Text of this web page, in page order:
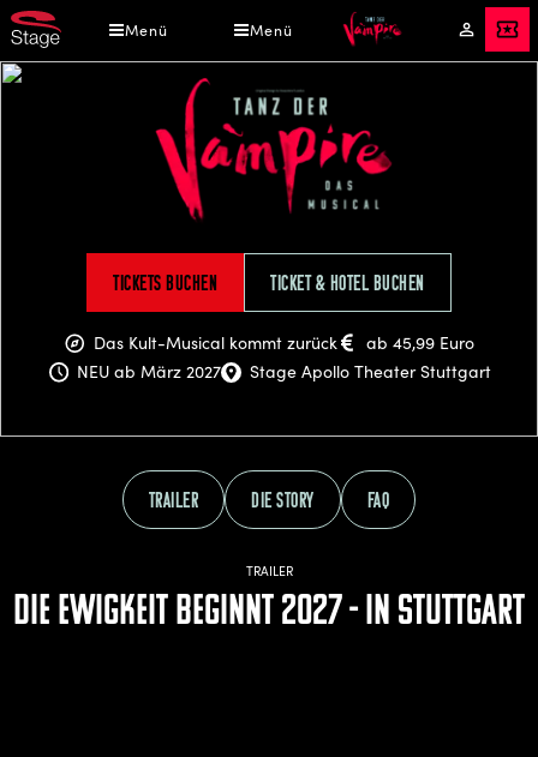
Direkt
zum
Inhalt
Menü Menü
Mein
Konto
Tickets
Tanz
der
Vampire
Tickets buchen Ticket & Hotel buchen
Das Kult-Musical kommt zurück
ab 45,99 Euro
NEU ab März 2027
Stage Apollo Theater Stuttgart
Trailer Die Story FAQ
TRAILER
Die Ewigkeit beginnt 2027 - in Stuttgart